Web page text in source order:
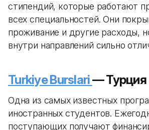
стипендий, которые работают
всех специальностей. Они
проживание и другие расходы,
внутри направлений сильно
Turkiye Burslari— Турция
Одна из самых известных
иностранных студентов.
поступающих получают